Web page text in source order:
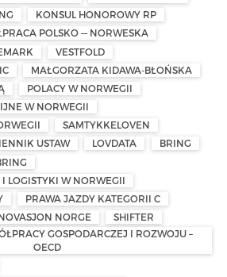
KONSUL HONOROWY RP
POLSKO — NORWESKA
VESTFOLD
MAŁGORZATA KIDAWA-BŁOŃSKA
POLACY W NORWEGII
W NORWEGII
SAMTYKKELOVEN
USTAW LOVDATA
BRING
LOGISTYKI W NORWEGII
PRAWA JAZDY KATEGORII C
NORGE
SHIFTER
GOSPODARCZEJ I ROZWOJU –
OECD